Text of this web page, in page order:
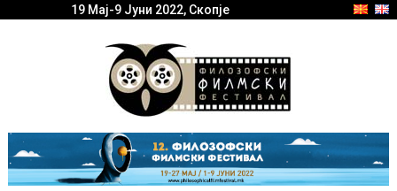
19 Мај-9 Јуни 2022, Скопје